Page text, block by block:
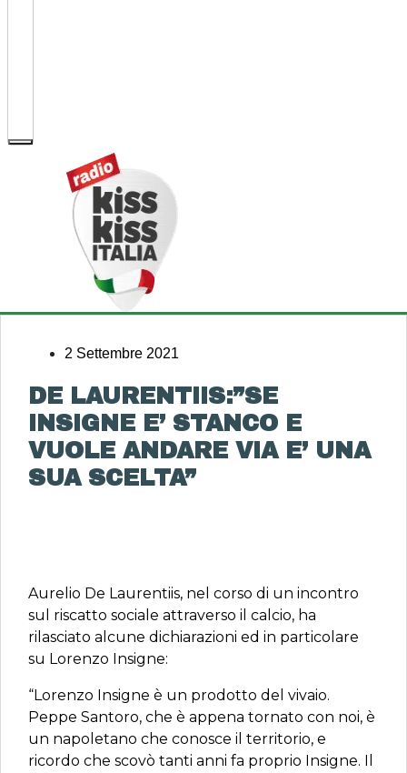
2 Settembre 2021
DE LAURENTIIS:”SE
INSIGNE E’ STANCO E
VUOLE ANDARE VIA E’ UNA
SUA SCELTA”
Aurelio De Laurentiis, nel corso di un incontro
sul riscatto sociale attraverso il calcio, ha
rilasciato alcune dichiarazioni ed in particolare
su Lorenzo Insigne:
“Lorenzo Insigne è un prodotto del vivaio.
Peppe Santoro, che è appena tornato con noi, è
un napoletano che conosce il territorio, e
ricordo che scovò tanti anni fa proprio Insigne. Il